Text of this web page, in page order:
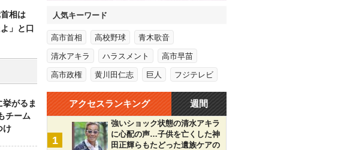
相は
」と口
がるま
チーム
け
人気キーワード
高市首相 高校野球 青木歌音
清水アキラ ハラスメント 高市早苗
高市政権 黄川田仁志 巨人 フジテレビ
アクセスランキング 週間
1
強いショック状態の清水アキラ
に心配の声…子供を亡くした神
田正輝らもたどった遺族ケアの